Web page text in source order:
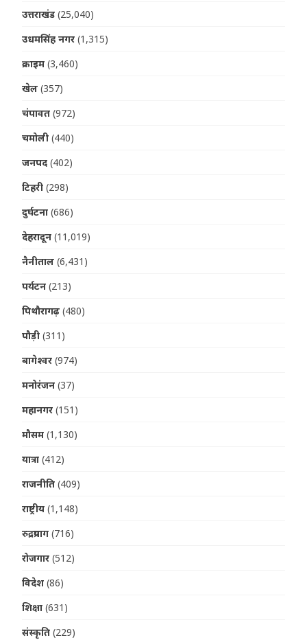
उत्तराखंड (25,040)
उधमसिंह नगर (1,315)
क्राइम (3,460)
खेल (357)
चंपावत (972)
चमोली (440)
जनपद (402)
टिहरी (298)
दुर्घटना (686)
देहरादून (11,019)
नैनीताल (6,431)
पर्यटन (213)
पिथौरागढ़ (480)
पौड़ी (311)
बागेश्वर (974)
मनोरंजन (37)
महानगर (151)
मौसम (1,130)
यात्रा (412)
राजनीति (409)
राष्ट्रीय (1,148)
रुद्रप्रयाग (716)
रोजगार (512)
विदेश (86)
शिक्षा (631)
संस्कृति (229)